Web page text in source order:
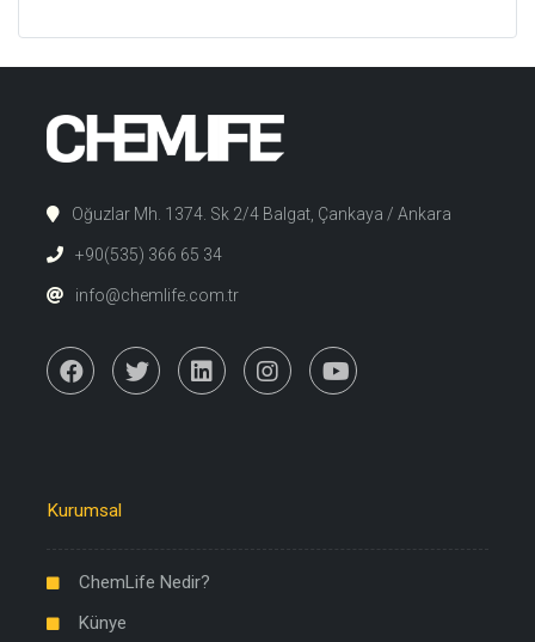
Oğuzlar Mh. 1374. Sk 2/4 Balgat, Çankaya / Ankara
+90(535) 366 65 34
info@chemlife.com.tr
Kurumsal
ChemLife Nedir?
Künye